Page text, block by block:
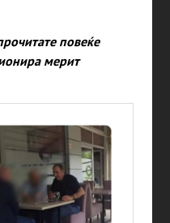
повеќе
мерит